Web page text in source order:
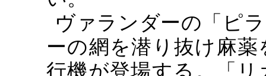
ヴァランダーの「ピ
ーの網を潜り抜け麻
行機が登場する。「